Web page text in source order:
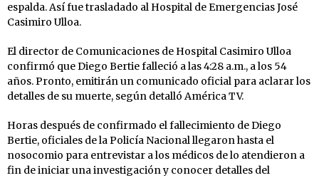
espalda. Así fue trasladado al Hospital de Emergencias José
Casimiro Ulloa.
El director de Comunicaciones de Hospital Casimiro Ulloa
confirmó que Diego Bertie falleció a las 4:28 a.m., a los 54
años. Pronto, emitirán un comunicado oficial para aclarar los
detalles de su muerte, según detalló América TV.
Horas después de confirmado el fallecimiento de Diego
Bertie, oficiales de la Policía Nacional llegaron hasta el
nosocomio para entrevistar a los médicos de lo atendieron a
fin de iniciar una investigación y conocer detalles del